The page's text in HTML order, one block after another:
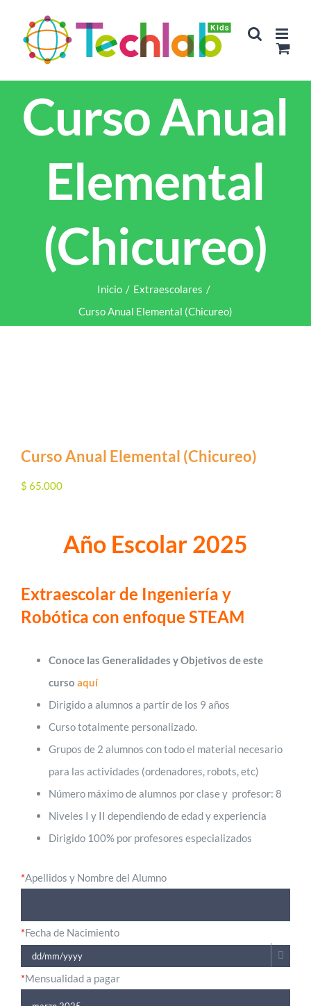
contenido
Curso Anual
Elemental
(Chicureo)
Inicio / Extraescolares /
Curso Anual Elemental (Chicureo)
Curso Anual Elemental (Chicureo)
$ 65.000
Año Escolar 2025
Extraescolar de Ingeniería y
Robótica con enfoque STEAM
Conoce las Generalidades y Objetivos de este
curso aquí
Dirigido a alumnos a partir de los 9 años
Curso totalmente personalizado.
Grupos de 2 alumnos con todo el material necesario
para las actividades (ordenadores, robots, etc)
Número máximo de alumnos por clase y profesor: 8
Niveles I y II dependiendo de edad y experiencia
Dirigido 100% por profesores especializados
*Apellidos y Nombre del Alumno
*Fecha de Nacimiento
*Mensualidad a pagar